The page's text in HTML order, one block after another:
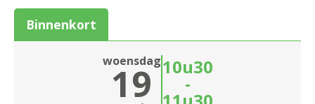
Informatiesessie assistentiewoningen
Zitdagen klantendienst
Sluiten
2018 Antwerpen
2020 Antwerpen
2030 Antwerpen
2040 Berendrecht
Binnenkort
woensdag
19 10u30
-